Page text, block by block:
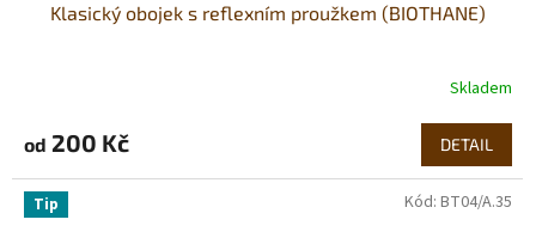
Klasický obojek s reflexním proužkem (BIOTHANE)
Skladem
od 200 Kč DETAIL
Tip Kód: BT04/A.35